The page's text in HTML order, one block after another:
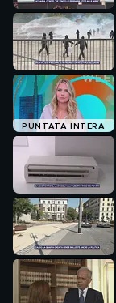
PUNTATA INTERA